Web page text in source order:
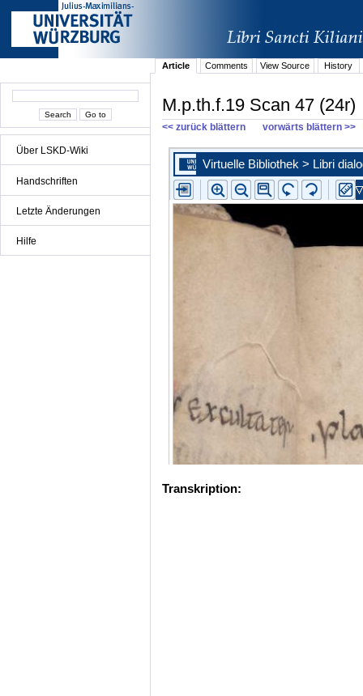
Über LSKD-Wiki
Handschriften
Letzte Änderungen
Hilfe
Article Comments View Source History
M.p.th.f.19 Scan 47 (24r)
<< zurück blättern vorwärts blättern >>
Transkription: